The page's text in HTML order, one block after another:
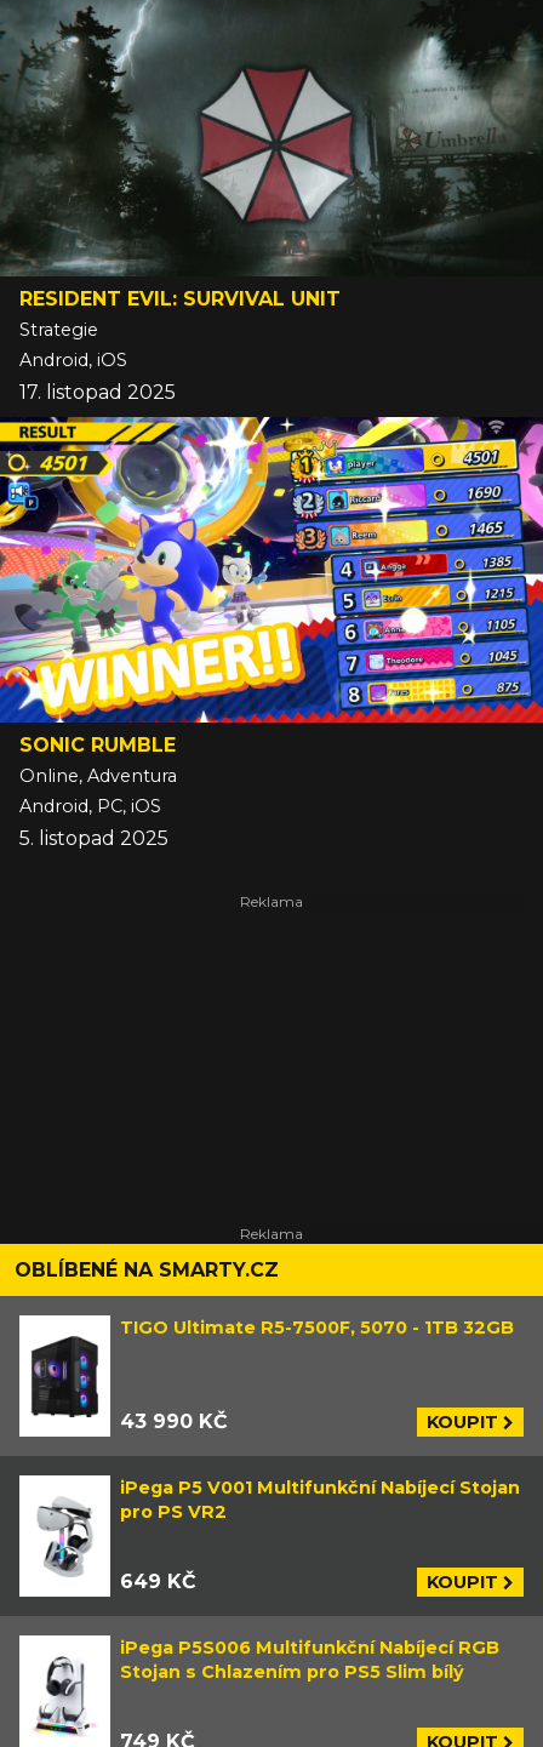
RESIDENT EVIL: SURVIVAL UNIT
Strategie
Android, iOS
17. listopad 2025
SONIC RUMBLE
Online, Adventura
Android, PC, iOS
5. listopad 2025
OBLÍBENÉ NA SMARTY.CZ
TIGO Ultimate R5-7500F, 5070 - 1TB 32GB
43 990 KČ KOUPIT
iPega P5 V001 Multifunkční Nabíjecí Stojan
pro PS VR2
649 KČ KOUPIT
iPega P5S006 Multifunkční Nabíjecí RGB
Stojan s Chlazením pro PS5 Slim bílý
749 KČ KOUPIT